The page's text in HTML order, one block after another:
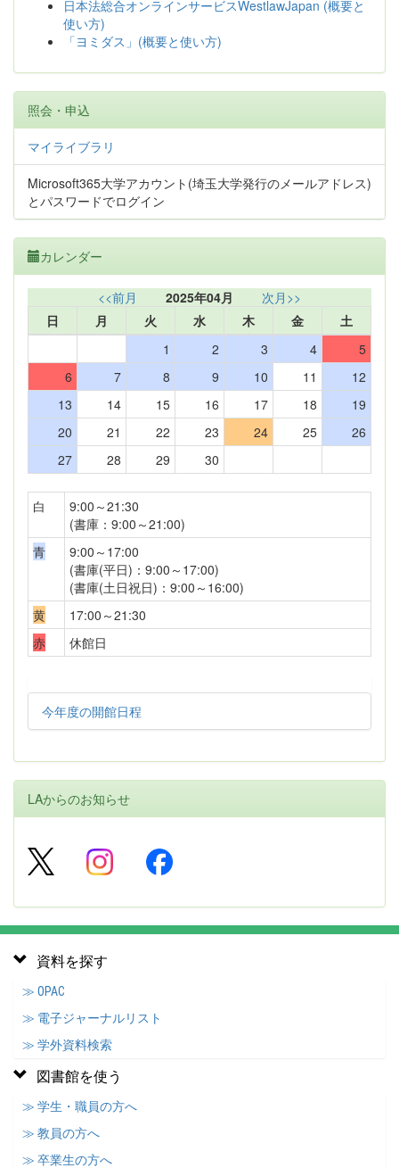
日本法総合オンラインサービスWestlawJapan (概要と
使い方)
「ヨミダス」(概要と使い方)
照会・申込
マイライブラリ
Microsoft365大学アカウント(埼玉大学発行のメールアドレス)
とパスワードでログイン
カレンダー
<<前月 2025年04月
次月>>
日
月 火 水 木 金
土
1
2 3 4
5
6
7 8 9 10 11
12
13
14 15 16 17 18
19
20
21 22 23 24 25
26
27
28 29 30
白
9:00～21:30
(書庫：9:00～21:00)
青
9:00～17:00
(書庫(平日)：9:00～17:00)
(書庫(土日祝日)：9:00～16:00)
黄
17:00～21:30
赤
休館日
今年度の開館日程
LAからのお知らせ
資料を探す
≫ OPAC
≫ 電子ジャーナルリスト
≫ 学外資料検索
図書館を使う
≫ 学生・職員の方へ
≫ 教員の方へ
≫ 卒業生の方へ